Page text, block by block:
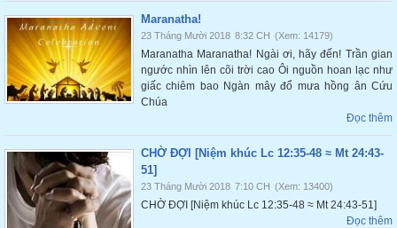
Maranatha!
23 Tháng Mười 2018 8:32 CH (Xem: 14179)
Maranatha Maranatha! Ngài ơi, hãy đến! Trần gian
ngước nhìn lên cõi trời cao Ôi nguồn hoan lạc như
giấc chiêm bao Ngàn mây đổ mưa hồng ân Cứu
Chúa
Đọc thêm
CHỜ ĐỢI [Niệm khúc Lc 12:35-48 ≈ Mt 24:43-
51]
23 Tháng Mười 2018 7:10 CH (Xem: 13400)
CHỜ ĐỢI [Niệm khúc Lc 12:35-48 ≈ Mt 24:43-51]
Đọc thêm